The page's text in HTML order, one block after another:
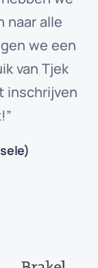
naar alle
we een
van Tjek
inschrijven